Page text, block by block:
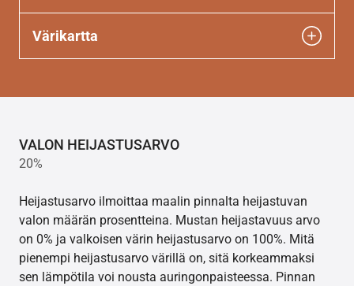
Värikartta
VALON HEIJASTUSARVO
20%
Heijastusarvo ilmoittaa maalin pinnalta heijastuvan
valon määrän prosentteina. Mustan heijastavuus arvo
on 0% ja valkoisen värin heijastusarvo on 100%. Mitä
pienempi heijastusarvo värillä on, sitä korkeammaksi
sen lämpötila voi nousta auringonpaisteessa. Pinnan